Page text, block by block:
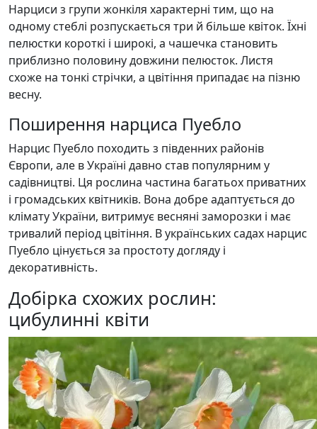
Нарциси з групи жонкіля характерні тим, що на
одному стеблі розпускається три й більше квіток. Їхні
пелюстки короткі і широкі, а чашечка становить
приблизно половину довжини пелюсток. Листя
схоже на тонкі стрічки, а цвітіння припадає на пізню
весну.
Поширення нарциса Пуебло
Нарцис Пуебло походить з південних районів
Європи, але в Україні давно став популярним у
садівництві. Ця рослина частина багатьох приватних
і громадських квітників. Вона добре адаптується до
клімату України, витримує весняні заморозки і має
тривалий період цвітіння. В українських садах нарцис
Пуебло цінується за простоту догляду і
декоративність.
Добірка схожих рослин:
цибулинні квіти